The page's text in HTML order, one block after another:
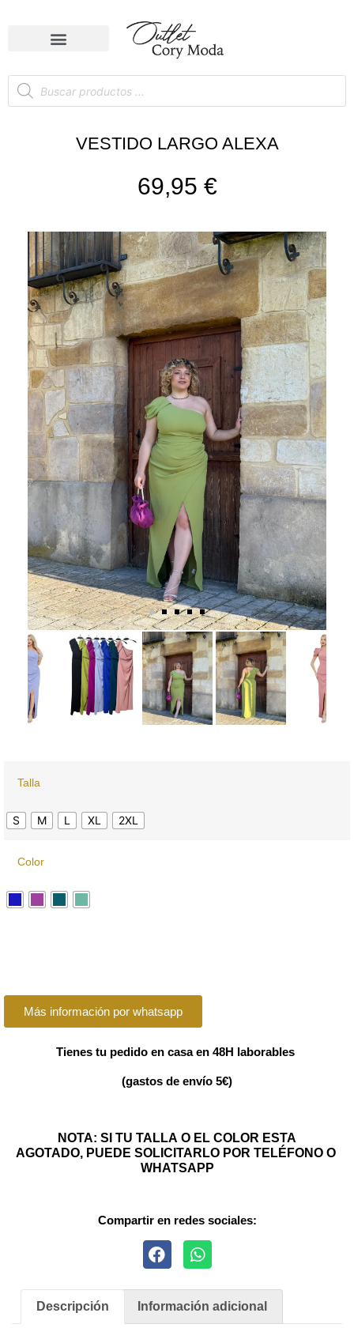
VESTIDO LARGO ALEXA
69,95 €
Talla
S M L XL 2XL
Color
Más información por whatsapp
Tienes tu pedido en casa en 48H laborables
(gastos de envío 5€)
NOTA: SI TU TALLA O EL COLOR ESTA
AGOTADO, PUEDE SOLICITARLO POR TELÉFONO O
WHATSAPP
Compartir en redes sociales:
Descripción Información adicional